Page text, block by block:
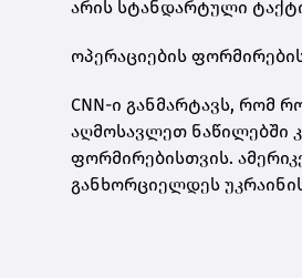
არის სტანდარტული
ოპერაციების
CNN-ი განმარტავს, რომ
აღმოსავლეთ ნაწილებში
ფორმირებისთვის.
განხორციელდეს